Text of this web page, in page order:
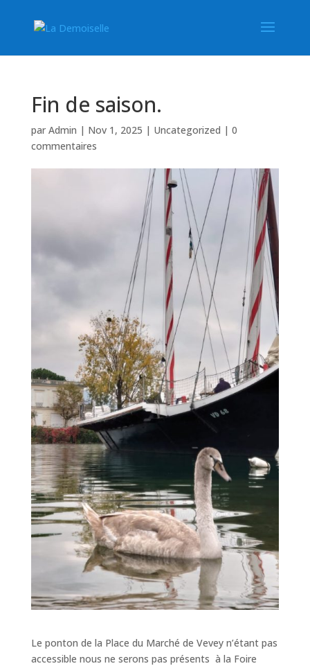
Fin de saison.
par Admin | Nov 1, 2025 | Uncategorized | 0
commentaires
Le ponton de la Place du Marché de Vevey n’étant pas
accessible nous ne serons pas présents à la Foire